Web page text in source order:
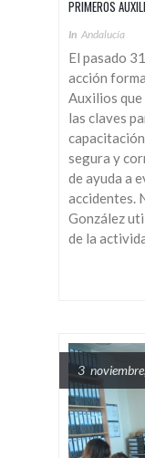
PRIMEROS
In Andalucía
El pasado
acción
Auxilios
las claves
segura y
de ayuda a
accidentes.
González
de la
3